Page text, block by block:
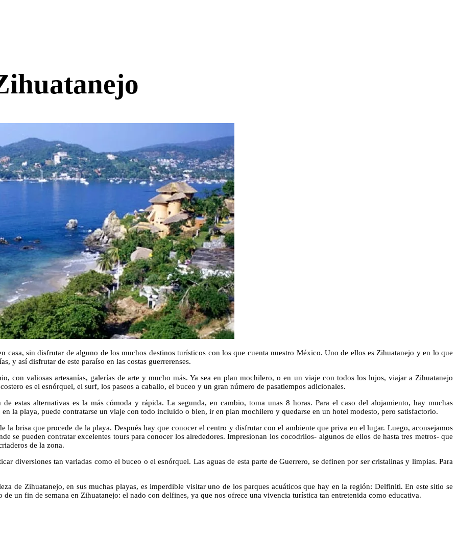
casa, sin disfrutar de alguno de los muchos destinos turísticos con los que cuenta nuestro México. Uno de ellos es Zihuatanejo y en lo que
y así disfrutar de este paraíso en las costas guerrerenses.
con valiosas artesanías, galerías de arte y mucho más. Ya sea en plan mochilero, o en un viaje con todos los lujos, viajar a Zihuatanejo
es el esnórquel, el surf, los paseos a caballo, el buceo y un gran número de pasatiempos adicionales.
estas alternativas es la más cómoda y rápida. La segunda, en cambio, toma unas 8 horas. Para el caso del alojamiento, hay muchas
la playa, puede contratarse un viaje con todo incluido o bien, ir en plan mochilero y quedarse en un hotel modesto, pero satisfactorio.
la brisa que procede de la playa. Después hay que conocer el centro y disfrutar con el ambiente que priva en el lugar. Luego, aconsejamos
se pueden contratar excelentes tours para conocer los alrededores. Impresionan los cocodrilos- algunos de ellos de hasta tres metros- que
de la zona.
diversiones tan variadas como el buceo o el esnórquel. Las aguas de esta parte de Guerrero, se definen por ser cristalinas y limpias. Para
de Zihuatanejo, en sus muchas playas, es imperdible visitar uno de los parques acuáticos que hay en la región: Delfiniti. En este sitio se
un fin de semana en Zihuatanejo: el nado con delfines, ya que nos ofrece una vivencia turística tan entretenida como educativa.